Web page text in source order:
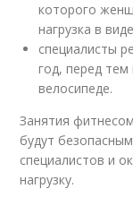
которого
нагрузка в
специалисты
год, перед тем
велосипеде.
Занятия
будут
специалистов и
нагрузку.